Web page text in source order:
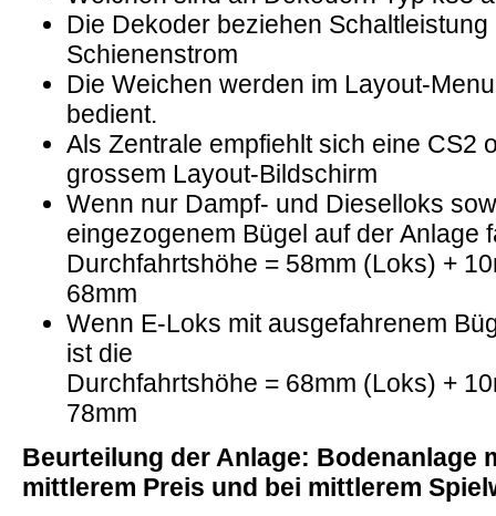
Die Dekoder beziehen
Schienenstrom
Die Weichen werden im Layout-
bedient.
Als Zentrale empfiehlt sich eine CS2
grossem Layout-Bildschirm
Wenn nur Dampf- und Dieselloks
eingezogenem Bügel auf der Anlage
Durchfahrtshöhe = 58mm (Loks) +
68mm
Wenn E-Loks mit ausgefahrenem
ist die
Durchfahrtshöhe = 68mm (Loks) +
78mm
Beurteilung der Anlage: Bodenanlage
mittlerem Preis und bei mittlerem